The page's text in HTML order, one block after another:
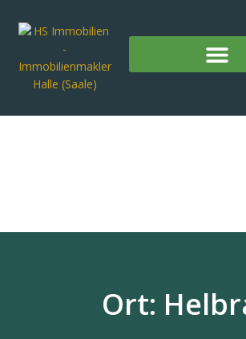
Ort: